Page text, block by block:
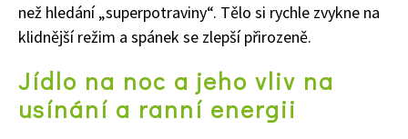
než hledání „superpotraviny“. Tělo si rychle zvykne na
klidnější režim a spánek se zlepší přirozeně.
Jídlo na noc a jeho vliv na
usínání a ranní energii